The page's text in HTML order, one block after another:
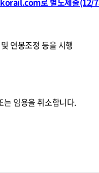
연봉조정 등을 시행
는 임용을 취소합니다.